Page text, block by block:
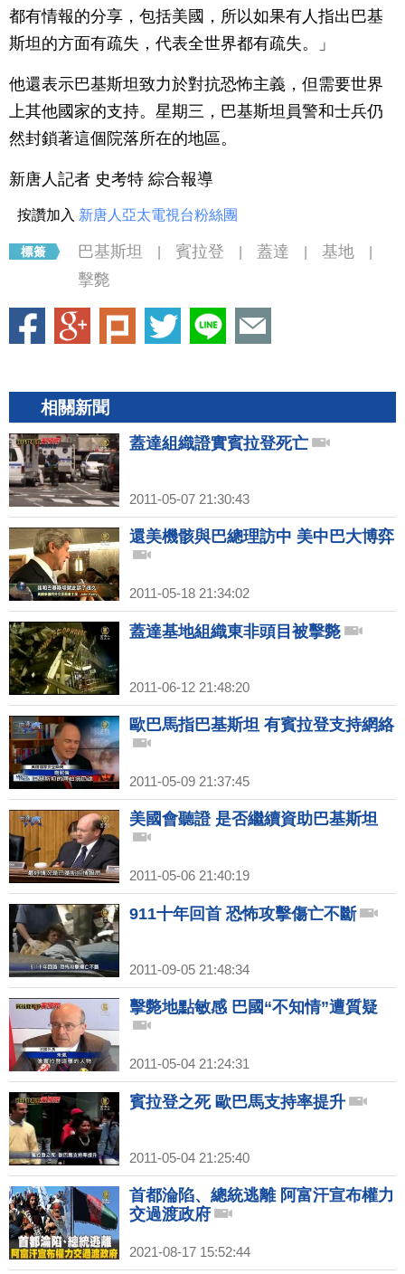
都有情報的分享，包括美國，所以如果有人指出巴基
斯坦的方面有疏失，代表全世界都有疏失。」
他還表示巴基斯坦致力於對抗恐怖主義，但需要世界
上其他國家的支持。星期三，巴基斯坦員警和士兵仍
然封鎖著這個院落所在的地區。
新唐人記者 史考特 綜合報導
按讚加入 新唐人亞太電視台粉絲團
巴基斯坦 賓拉登 蓋達 基地
擊斃
相關新聞
蓋達組織證實賓拉登死亡
2011-05-07 21:30:43
還美機骸與巴總理訪中 美中巴大博弈
2011-05-18 21:34:02
蓋達基地組織東非頭目被擊斃
2011-06-12 21:48:20
歐巴馬指巴基斯坦 有賓拉登支持網絡
2011-05-09 21:37:45
美國會聽證 是否繼續資助巴基斯坦
2011-05-06 21:40:19
911十年回首 恐怖攻擊傷亡不斷
2011-09-05 21:48:34
擊斃地點敏感 巴國“不知情”遭質疑
2011-05-04 21:24:31
賓拉登之死 歐巴馬支持率提升
2011-05-04 21:25:40
首都淪陷、總統逃離 阿富汗宣布權力
交過渡政府
2021-08-17 15:52:44